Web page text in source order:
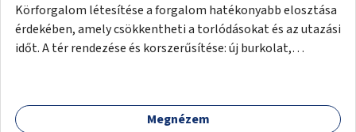
Körforgalom létesítése a forgalom hatékonyabb elosztása
érdekében, amely csökkentheti a torlódásokat és az utazási
időt. A tér rendezése és korszerűsítése: új burkolat,
időznek.
Megnézem